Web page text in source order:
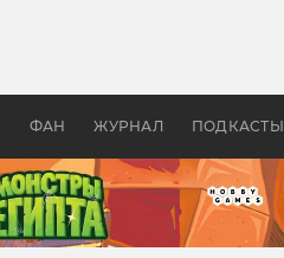
ФАН ЖУРНАЛ ПОДКАСТЫ
Древней Грецией